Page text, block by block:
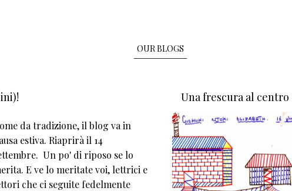
OUR BLOGS
da tradizione, il blog va in
estiva. Riaprirà il 14
Un po' di riposo se lo
E ve lo meritate voi, lettrici e
che ci seguite fedelmente
Una frescura al